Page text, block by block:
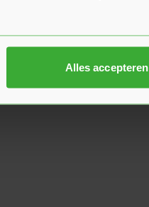
Alles accepteren